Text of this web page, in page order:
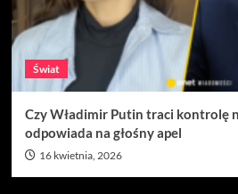
Świat
Czy Władimir Putin traci kontrolę
odpowiada na głośny apel
16 kwietnia, 2026